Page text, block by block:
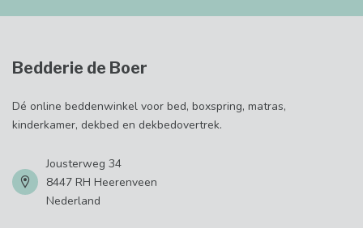
Bedderie de Boer
Dé online beddenwinkel voor bed, boxspring, matras,
kinderkamer, dekbed en dekbedovertrek.
Jousterweg 34
8447 RH Heerenveen
Nederland